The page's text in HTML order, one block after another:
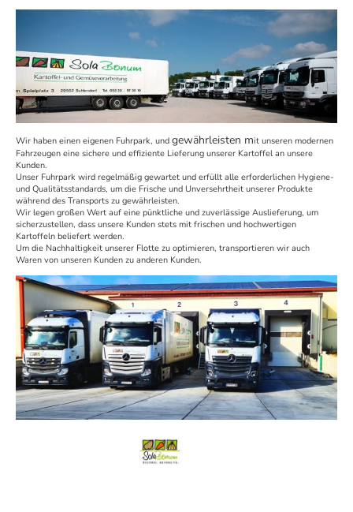
Wir haben einen eigenen Fuhrpark, und gewährleisten mit unseren modernen
Fahrzeugen eine sichere und effiziente Lieferung unserer Kartoffel an unsere
Kunden.
Unser Fuhrpark wird regelmäßig gewartet und erfüllt alle erforderlichen Hygiene-
und Qualitätsstandards, um die Frische und Unversehrtheit unserer Produkte
während des Transports zu gewährleisten.
Wir legen großen Wert auf eine pünktliche und zuverlässige Auslieferung, um
sicherzustellen, dass unsere Kunden stets mit frischen und hochwertigen
Kartoffeln beliefert werden.
Um die Nachhaltigkeit unserer Flotte zu optimieren, transportieren wir auch
Waren von unseren Kunden zu anderen Kunden.